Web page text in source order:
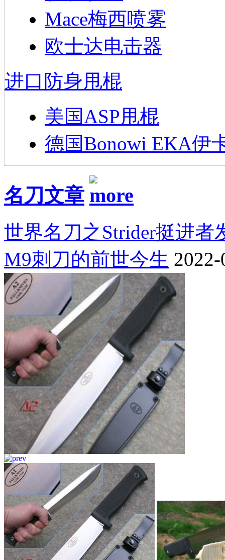
Mace梅西喷雾
欧士达电击器
进口防身甩棍
美国ASP甩棍
德国Bonowi EKA伊
名刀文章
世界名刀之Strider挺进者
M9刺刀的前世今生